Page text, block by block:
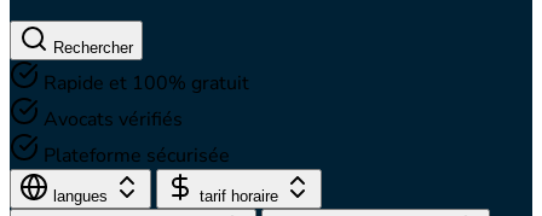
Rechercher
Rapide et 100% gratuit
Avocats vérifiés
Plateforme sécurisée
langues tarif horaire